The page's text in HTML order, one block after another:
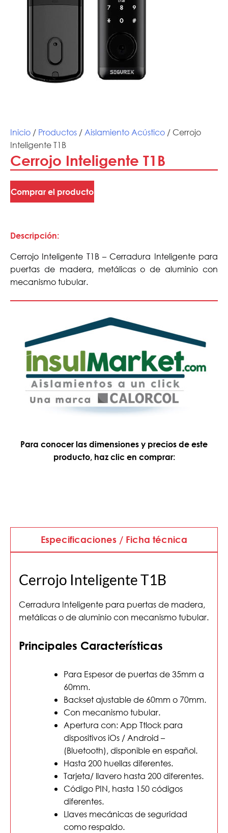
Inicio / Productos /Aislamiento Acústico / Cerrojo
Inteligente T1B
Cerrojo Inteligente T1B
Comprar el producto
Descripción:
Cerrojo Inteligente T1B – Cerradura Inteligente para
puertas de madera, metálicas o de aluminio con
mecanismo tubular.
Para conocer las dimensiones y precios de este
producto, haz clic en comprar:
Especificaciones / Ficha técnica
Cerrojo Inteligente T1B
Cerradura Inteligente para puertas de madera,
metálicas o de aluminio con mecanismo tubular.
Principales Características
Para Espesor de puertas de 35mm a
60mm.
Backset ajustable de 60mm o 70mm.
Con mecanismo tubular.
Apertura con: App Ttlock para
dispositivos iOs / Android –
(Bluetooth), disponible en español.
Hasta 200 huellas diferentes.
Tarjeta/ llavero hasta 200 diferentes.
Código PIN, hasta 150 códigos
diferentes.
Llaves mecánicas de seguridad
como respaldo.